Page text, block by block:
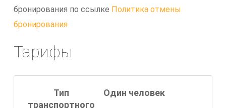
бронирования по ссылке Политика отмены
бронирования
Тарифы
Тип
транспортного
Один человек